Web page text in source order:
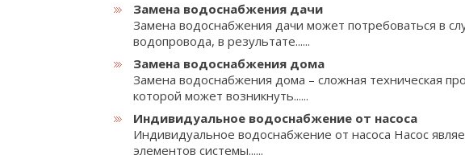
Замена водоснабжения дачи
Замена водоснабжения дачи может потребоваться в
водопровода, в результате......
Замена водоснабжения дома
Замена водоснабжения дома – сложная техническая
которой может возникнуть......
Индивидуальное водоснабжение от насоса
Индивидуальное водоснабжение от насоса Насос
элементов системы......